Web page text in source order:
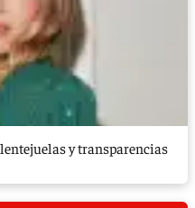
y transparencias